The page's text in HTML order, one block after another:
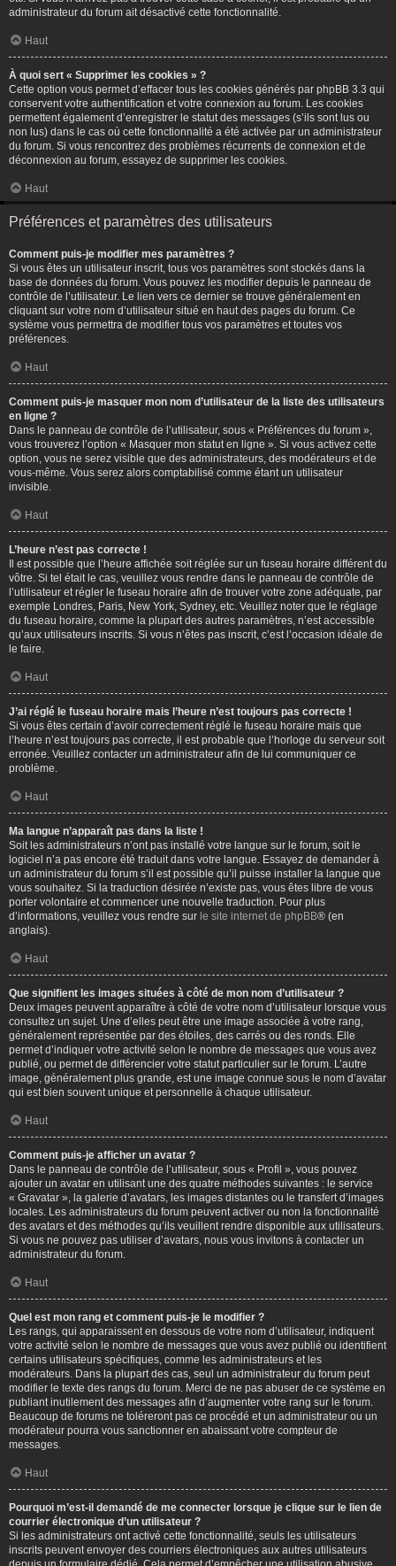
administrateur du forum ait désactivé cette fonctionnalité.
Haut
À quoi sert « Supprimer les cookies » ?
Cette option vous permet d’effacer tous les cookies générés par phpBB 3.3 qui
conservent votre authentification et votre connexion au forum. Les cookies
permettent également d’enregistrer le statut des messages (s’ils sont lus ou
non lus) dans le cas où cette fonctionnalité a été activée par un administrateur
du forum. Si vous rencontrez des problèmes récurrents de connexion et de
déconnexion au forum, essayez de supprimer les cookies.
Haut
Préférences et paramètres des utilisateurs
Comment puis-je modifier mes paramètres ?
Si vous êtes un utilisateur inscrit, tous vos paramètres sont stockés dans la
base de données du forum. Vous pouvez les modifier depuis le panneau de
contrôle de l’utilisateur. Le lien vers ce dernier se trouve généralement en
cliquant sur votre nom d’utilisateur situé en haut des pages du forum. Ce
système vous permettra de modifier tous vos paramètres et toutes vos
préférences.
Haut
Comment puis-je masquer mon nom d’utilisateur de la liste des utilisateurs
en ligne ?
Dans le panneau de contrôle de l’utilisateur, sous « Préférences du forum »,
vous trouverez l’option « Masquer mon statut en ligne ». Si vous activez cette
option, vous ne serez visible que des administrateurs, des modérateurs et de
vous-même. Vous serez alors comptabilisé comme étant un utilisateur
invisible.
Haut
L’heure n’est pas correcte !
Il est possible que l’heure affichée soit réglée sur un fuseau horaire différent du
vôtre. Si tel était le cas, veuillez vous rendre dans le panneau de contrôle de
l’utilisateur et régler le fuseau horaire afin de trouver votre zone adéquate, par
exemple Londres, Paris, New York, Sydney, etc. Veuillez noter que le réglage
du fuseau horaire, comme la plupart des autres paramètres, n’est accessible
qu’aux utilisateurs inscrits. Si vous n’êtes pas inscrit, c’est l’occasion idéale de
le faire.
Haut
J’ai réglé le fuseau horaire mais l’heure n’est toujours pas correcte !
Si vous êtes certain d’avoir correctement réglé le fuseau horaire mais que
l’heure n’est toujours pas correcte, il est probable que l’horloge du serveur soit
erronée. Veuillez contacter un administrateur afin de lui communiquer ce
problème.
Haut
Ma langue n’apparaît pas dans la liste !
Soit les administrateurs n’ont pas installé votre langue sur le forum, soit le
logiciel n’a pas encore été traduit dans votre langue. Essayez de demander à
un administrateur du forum s’il est possible qu’il puisse installer la langue que
vous souhaitez. Si la traduction désirée n’existe pas, vous êtes libre de vous
porter volontaire et commencer une nouvelle traduction. Pour plus
d’informations, veuillez vous rendre sur le site internet de phpBB® (en
anglais).
Haut
Que signifient les images situées à côté de mon nom d’utilisateur ?
Deux images peuvent apparaître à côté de votre nom d’utilisateur lorsque vous
consultez un sujet. Une d’elles peut être une image associée à votre rang,
généralement représentée par des étoiles, des carrés ou des ronds. Elle
permet d’indiquer votre activité selon le nombre de messages que vous avez
publié, ou permet de différencier votre statut particulier sur le forum. L’autre
image, généralement plus grande, est une image connue sous le nom d’avatar
qui est bien souvent unique et personnelle à chaque utilisateur.
Haut
Comment puis-je afficher un avatar ?
Dans le panneau de contrôle de l’utilisateur, sous « Profil », vous pouvez
ajouter un avatar en utilisant une des quatre méthodes suivantes : le service
« Gravatar », la galerie d’avatars, les images distantes ou le transfert d’images
locales. Les administrateurs du forum peuvent activer ou non la fonctionnalité
des avatars et des méthodes qu’ils veuillent rendre disponible aux utilisateurs.
Si vous ne pouvez pas utiliser d’avatars, nous vous invitons à contacter un
administrateur du forum.
Haut
Quel est mon rang et comment puis-je le modifier ?
Les rangs, qui apparaissent en dessous de votre nom d’utilisateur, indiquent
votre activité selon le nombre de messages que vous avez publié ou identifient
certains utilisateurs spécifiques, comme les administrateurs et les
modérateurs. Dans la plupart des cas, seul un administrateur du forum peut
modifier le texte des rangs du forum. Merci de ne pas abuser de ce système en
publiant inutilement des messages afin d’augmenter votre rang sur le forum.
Beaucoup de forums ne toléreront pas ce procédé et un administrateur ou un
modérateur pourra vous sanctionner en abaissant votre compteur de
messages.
Haut
Pourquoi m’est-il demandé de me connecter lorsque je clique sur le lien de
courrier électronique d’un utilisateur ?
Si les administrateurs ont activé cette fonctionnalité, seuls les utilisateurs
inscrits peuvent envoyer des courriers électroniques aux autres utilisateurs